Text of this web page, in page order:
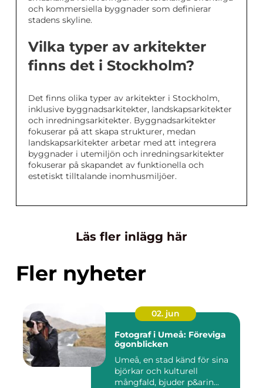
och kommersiella byggnader som definierar
stadens skyline.
Vilka typer av arkitekter
finns det i Stockholm?
Det finns olika typer av arkitekter i Stockholm,
inklusive byggnadsarkitekter, landskapsarkitekter
och inredningsarkitekter. Byggnadsarkitekter
fokuserar på att skapa strukturer, medan
landskapsarkitekter arbetar med att integrera
byggnader i utemiljön och inredningsarkitekter
fokuserar på skapandet av funktionella och
estetiskt tilltalande inomhusmiljöer.
Läs fler inlägg här
Fler nyheter
02. jun
Fotograf i Umeå: Föreviga
ögonblicken
Umeå, en stad känd för sina
björkar och kulturell
mångfald, bjuder p&arin...